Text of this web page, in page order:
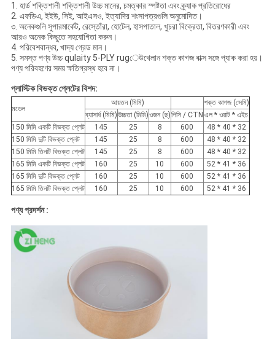
1. হার্ড শক্তিশালী শক্তিশালী উচ্চ মানের, চমত্কার স্পষ্টতা এবং ক্র্যাক প্রতিরোধের
2. এফডিএ, ইইউ, সিই, আইএসও, ইত্যাদির শংসাপত্রগুলি অনুমোদিত।
৩. অনেকগুলি সুপারমার্কেট, রেস্তোঁরা, হোটেল, হাসপাতাল, খুচরা বিক্রেতা, বিতরণকারী এবং
আরও অনেক কিছুতে সহযোগিতা করুন।
4. পরিবেশবান্ধব, খাদ্য গ্রেড মান।
5. সমস্ত পণ্য উচ্চ qulaity 5-PLY rugেউখেলান শক্ত কাগজ বাক্স সঙ্গে প্যাক করা হয়।
পণ্য পরিবহণের সময় ক্ষতিগ্রস্থ হবে না।
প্লাস্টিক বিভক্ত প্লেটের বিশদ:
মডেল
আয়তন (মিমি)
শক্ত কাগজ (সেমি)
ব্যাসার্ধ (মিমি)উচ্চতা (মিমি)ওজন (ছ)পিসি / CTN এল * ওয়াট * এইচ
150 মিমি একটি বিভক্ত প্লেট
145 25 8 600
48 * 40 * 32
150 মিমি দুটি বিভক্ত প্লেট
145 25 8 600
48 * 40 * 32
150 মিমি তিনটি বিভক্ত প্লেট
145 25 8 600
48 * 40 * 32
165 মিমি একটি বিভক্ত প্লেট
160 25 10 600
52 * 41 * 36
165 মিমি দুটি বিভক্ত প্লেট
160 25 10 600
52 * 41 * 36
165 মিমি তিনটি বিভক্ত প্লেট
160 25 10 600 52 * 41 * 36
পণ্য প্রদর্শন :